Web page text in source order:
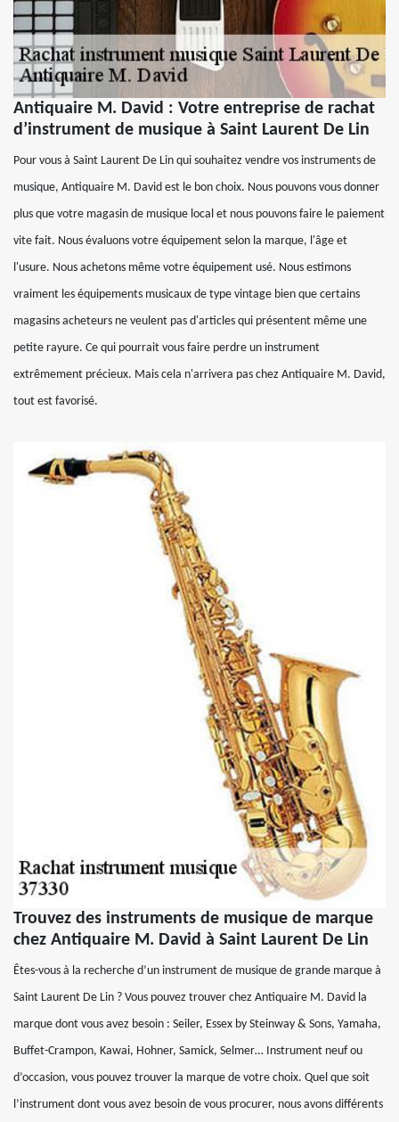
Antiquaire M. David : Votre entreprise de rachat
d’instrument de musique à Saint Laurent De Lin
Pour vous à Saint Laurent De Lin qui souhaitez vendre vos instruments de
musique, Antiquaire M. David est le bon choix. Nous pouvons vous donner
plus que votre magasin de musique local et nous pouvons faire le paiement
vite fait. Nous évaluons votre équipement selon la marque, l'âge et
l'usure. Nous achetons même votre équipement usé. Nous estimons
vraiment les équipements musicaux de type vintage bien que certains
magasins acheteurs ne veulent pas d'articles qui présentent même une
petite rayure. Ce qui pourrait vous faire perdre un instrument
extrêmement précieux. Mais cela n'arrivera pas chez Antiquaire M. David,
tout est favorisé.
Trouvez des instruments de musique de marque
chez Antiquaire M. David à Saint Laurent De Lin
Êtes-vous à la recherche d’un instrument de musique de grande marque à
Saint Laurent De Lin ? Vous pouvez trouver chez Antiquaire M. David la
marque dont vous avez besoin : Seiler, Essex by Steinway & Sons, Yamaha,
Buffet-Crampon, Kawai, Hohner, Samick, Selmer… Instrument neuf ou
d’occasion, vous pouvez trouver la marque de votre choix. Quel que soit
l’instrument dont vous avez besoin de vous procurer, nous avons différents